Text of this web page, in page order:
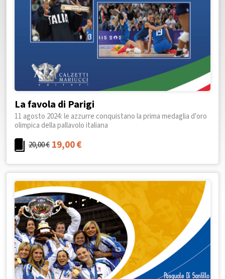
La favola di Parigi
11 agosto 2024: le azzurre conquistano la prima medaglia d'oro
olimpica della pallavolo italiana
20,00€ 19,00€